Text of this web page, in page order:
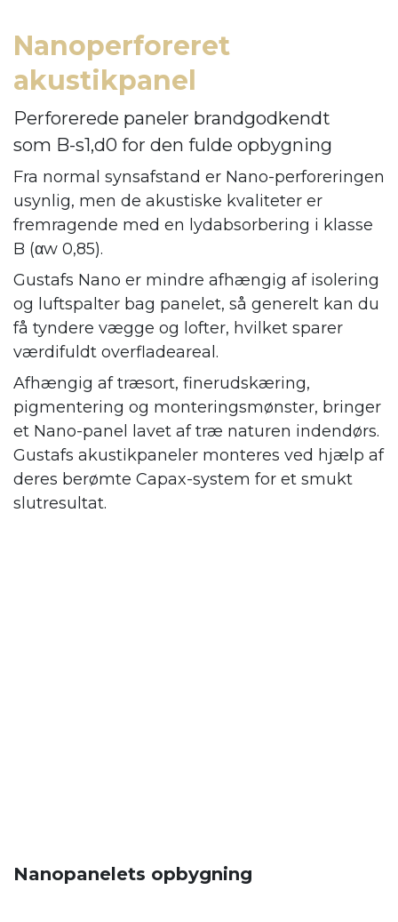
Nanoperforeret
akustikpanel
Perforerede paneler brandgodkendt
som B-s1,d0 for den fulde opbygning
Fra normal synsafstand er Nano-perforeringen
usynlig, men de akustiske kvaliteter er
fremragende med en lydabsorbering i klasse
B (αw 0,85).
Gustafs Nano er mindre afhængig af isolering
og luftspalter bag panelet, så generelt kan du
få tyndere vægge og lofter, hvilket sparer
værdifuldt overfladeareal.
Afhængig af træsort, finerudskæring,
pigmentering og monteringsmønster, bringer
et Nano-panel lavet af træ naturen indendørs.
Gustafs akustikpaneler monteres ved hjælp af
deres berømte Capax-system for et smukt
slutresultat.
Nanopanelets opbygning